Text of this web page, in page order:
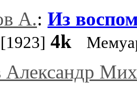
А.: Из
[1923] 4k
Александр